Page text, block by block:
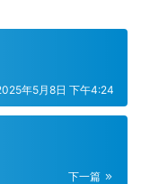
年5月8日 下午4:24
下一篇